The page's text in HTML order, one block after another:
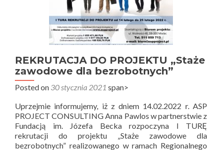
REKRUTACJA DO PROJEKTU „Staże
zawodowe dla bezrobotnych”
Posted on 30 stycznia 2021 span>
Uprzejmie informujemy, iż z dniem 14.02.2022 r. ASP
PROJECT CONSULTING Anna Pawlos w partnerstwie z
Fundacją im. Józefa Becka rozpoczyna I TURĘ
rekrutacji do projektu „Staże zawodowe dla
bezrobotnych” realizowanego w ramach Regionalnego